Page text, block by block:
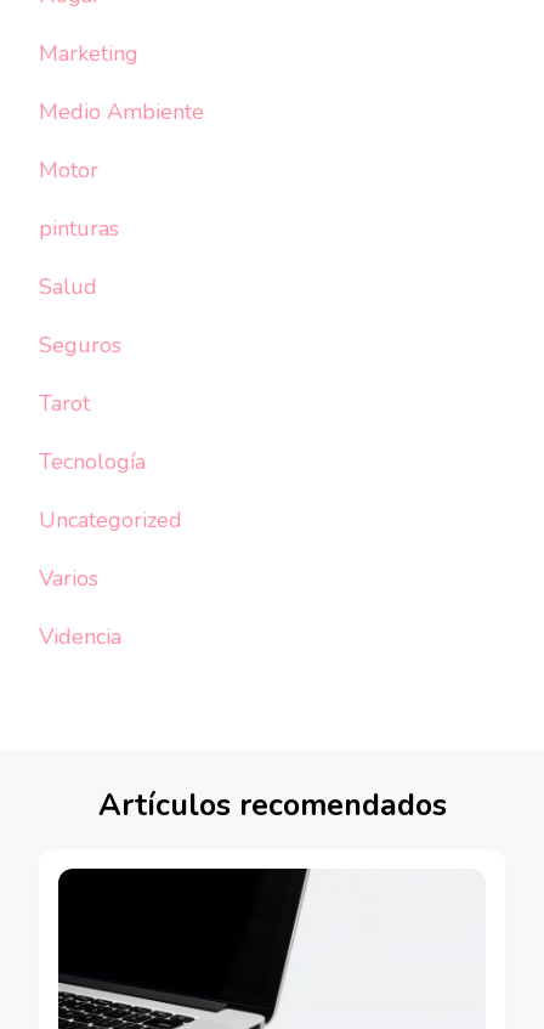
Marketing
Medio Ambiente
Motor
pinturas
Salud
Seguros
Tarot
Tecnología
Uncategorized
Varios
Videncia
Artículos recomendados